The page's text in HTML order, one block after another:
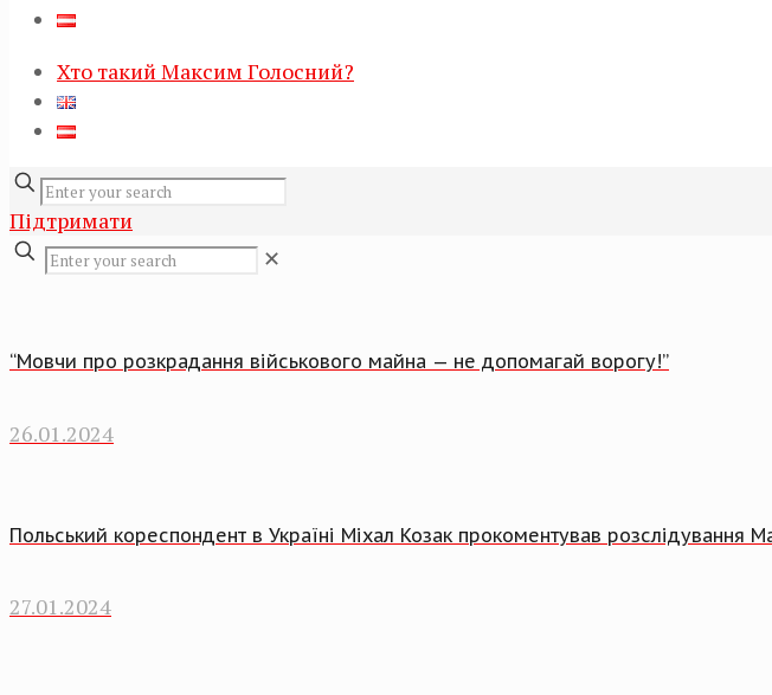
Хто такий Максим Голосний?
Підтримати
✕
“Мовчи про розкрадання військового майна — не допомагай ворогу!”
26.01.2024
Польський кореспондент в Україні Міхал Козак прокоментував розслідування
27.01.2024